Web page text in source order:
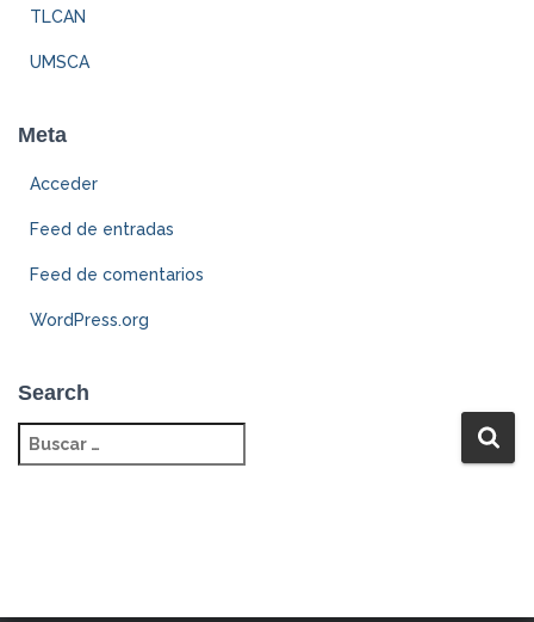
TLCAN
UMSCA
Meta
Acceder
Feed de entradas
Feed de comentarios
WordPress.org
Search
u